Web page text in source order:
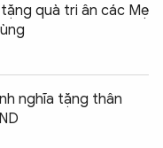
quà tri ân các Mẹ
nghĩa tặng thân